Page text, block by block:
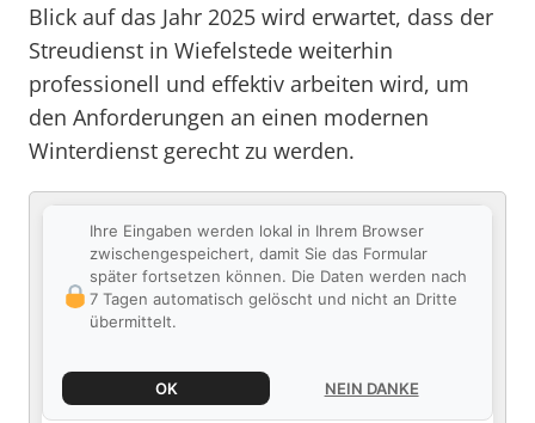
Blick auf das Jahr 2025 wird erwartet, dass der
Streudienst in Wiefelstede weiterhin
professionell und effektiv arbeiten wird, um
den Anforderungen an einen modernen
Winterdienst gerecht zu werden.
Ihre Eingaben werden lokal in Ihrem Browser
zwischengespeichert, damit Sie das Formular
später fortsetzen können. Die Daten werden nach
7 Tagen automatisch gelöscht und nicht an Dritte
übermittelt.
OK NEIN DANKE